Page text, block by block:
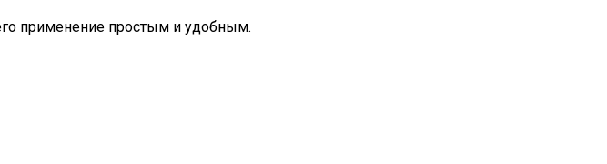
применение простым и удобным.